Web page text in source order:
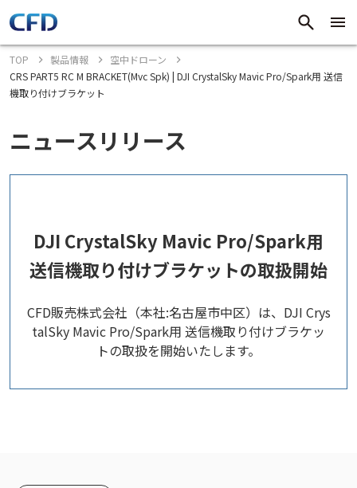
TOP 製品情報
空中ドローン
CRS PART5 RC M BRACKET(Mvc Spk) | DJI CrystalSky Mavic Pro/Spark用 送信
機取り付けブラケット
ニュースリリース
DJI CrystalSky Mavic Pro/Spark用
送信機取り付けブラケットの取扱開始
CFD販売株式会社（本社:名古屋市中区）は、DJI Crys
talSky Mavic Pro/Spark用 送信機取り付けブラケッ
トの取扱を開始いたします。